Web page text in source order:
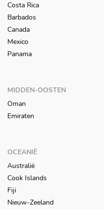
Costa Rica
Barbados
Canada
Mexico
Panama
MIDDEN-OOSTEN
Oman
Emiraten
OCEANIË
Australië
Cook Islands
Fiji
Nieuw-Zeeland